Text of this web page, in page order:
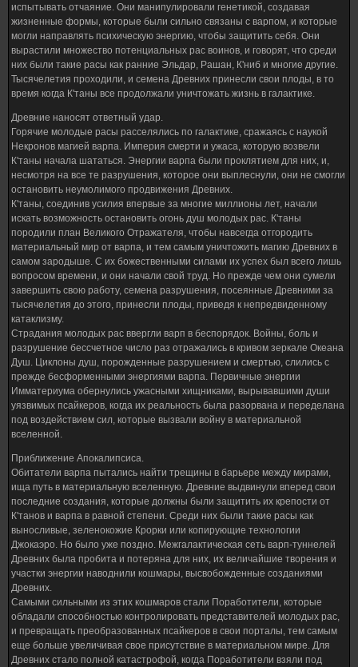
испытывать отчаяние. Они манипулировали генетикой, создавая
жизненные формы, которые были сильно связаны с варпом, и которые
могли направлять психическую энергию, чтобы защитить себя. Они
вырастили множество потенциальных рас воинов, и говорят, что среди
них были такие расы как ранние Эльдар, Рашан, К'ниб и многие другие.
Тысячелетия проходили, и семена Древних принесли свои плоды, в то
время когда К'таны все продолжали уничтожать жизнь в галактике.
Древние наносят ответный удар.
Горячие молодые расы расселялись по галактике, сражаясь с наукой
Некронов магией варпа. Империя смерти и ужаса, которую возвели
К'таны начала шататься. Энергии варпа были проклятием для них, и,
несмотря на все те разрушения, которое они выплеснули, они не смогли
остановить неумолимого продвижения Древних.
К'таны, соединив усилия впервые за многие миллионы лет, начали
искать возможность остановить огонь душ молодых рас. К'таны
породили план Великого Отражателя, чтобы навсегда отгородить
материальный мир от варпа, и тем самым уничтожить магию Древних в
самом зародыше. С их божественными силами их успех был всего лишь
вопросом времени, и они начали свой труд. Но прежде чем они сумели
завершить свою работу, семена разрушения, посеянные Древними за
тысячелетия до этого, принесли плоды, приведя к непредвиденному
катаклизму.
Страдания молодых рас ввергли варп в беспорядок. Войны, боль и
разрушение бессчетное число раз отражались в кривом зеркале Океана
Душ. Циклоны душ, порожденные разрушением и смертью, слились с
прежде бесформенными энергиями варпа. Первичные энергии
Имматериума обернулись ужасными хищниками, вырывавшими души
уязвимых псайкеров, когда их реальность была разорвана и переделана
под воздействием сил, которые вызвали войну в материальной
вселенной.
Приближение Апокалипсиса.
Обитатели варпа пытались найти трещины в барьере между мирами,
ища путь в материальную вселенную. Древние выдвинули вперед свои
последние создания, которые должны были защитить их крепости от
К'танов и варпа в равной степени. Среди них были такие расы как
выносливые, зеленокожие Крорки или копирующие технологии
Джокаэро. Но было уже поздно. Межгалактическая сеть варп-туннелей
Древних была пробита и потеряна для них, их величайшие творения и
участки энергии наводнили кошмары, высвобожденные созданиями
Древних.
Самыми сильными из этих кошмаров стали Поработители, которые
обладали способностью контролировать представителей молодых рас,
и превращать преобразованных псайкеров в свои порталы, тем самым
еще больше увеличивая свое присутствие в материальном мире. Для
Древних стало полной катастрофой, когда Поработители взяли под